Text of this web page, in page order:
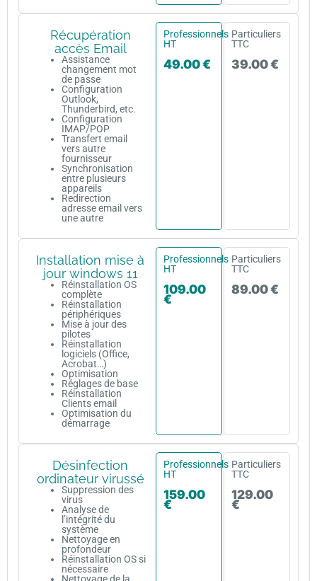
Récupération
accès Email
Assistance
changement mot
de passe
Configuration
Outlook,
Thunderbird, etc.
Configuration
IMAP/POP
Transfert email
vers autre
fournisseur
Synchronisation
entre plusieurs
appareils
Redirection
adresse email vers
une autre
Professionnels
HT
49.00 €
Particuliers
TTC
39.00 €
Installation mise à
jour windows 11
Réinstallation OS
complète
Réinstallation
périphériques
Mise à jour des
pilotes
Réinstallation
logiciels (Office,
Acrobat…)
Optimisation
Réglages de base
Réinstallation
Clients email
Optimisation du
démarrage
Professionnels
HT
109.00
€
Particuliers
TTC
89.00 €
Désinfection
ordinateur virussé
Suppression des
virus
Analyse de
l’intégrité du
système
Nettoyage en
profondeur
Réinstallation OS si
nécessaire
Professionnels
HT
159.00
€
Particuliers
TTC
129.00
€